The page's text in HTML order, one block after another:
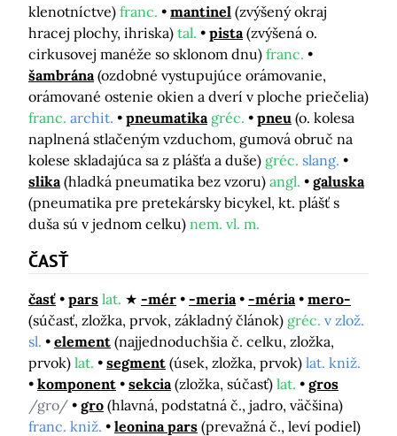
klenotníctve) franc. mantinel (zvýšený okraj
hracej plochy, ihriska) tal. pista (zvýšená o.
cirkusovej manéže so sklonom dnu) franc.
šambrána (ozdobné vystupujúce orámovanie,
orámované ostenie okien a dverí v ploche priečelia)
franc. archit. pneumatika gréc. pneu (o. kolesa
naplnená stlačeným vzduchom, gumová obruč na
kolese skladajúca sa z plášťa a duše) gréc. slang.
slika (hladká pneumatika bez vzoru) angl.
galuska
(pneumatika pre pretekársky bicykel, kt. plášť s
duša sú v jednom celku) nem. vl. m.
ČASŤ
časť pars lat. -mér -meria -méria
mero-
(súčasť, zložka, prvok, základný článok) gréc. v zlož.
sl.
element (najjednoduchšia č. celku, zložka,
prvok) lat. segment (úsek, zložka, prvok) lat. kniž.
komponent
sekcia (zložka, súčasť) lat.
gros
/gro/
gro (hlavná, podstatná č., jadro, väčšina)
franc. kniž.
leonina pars (prevažná č., leví podiel)